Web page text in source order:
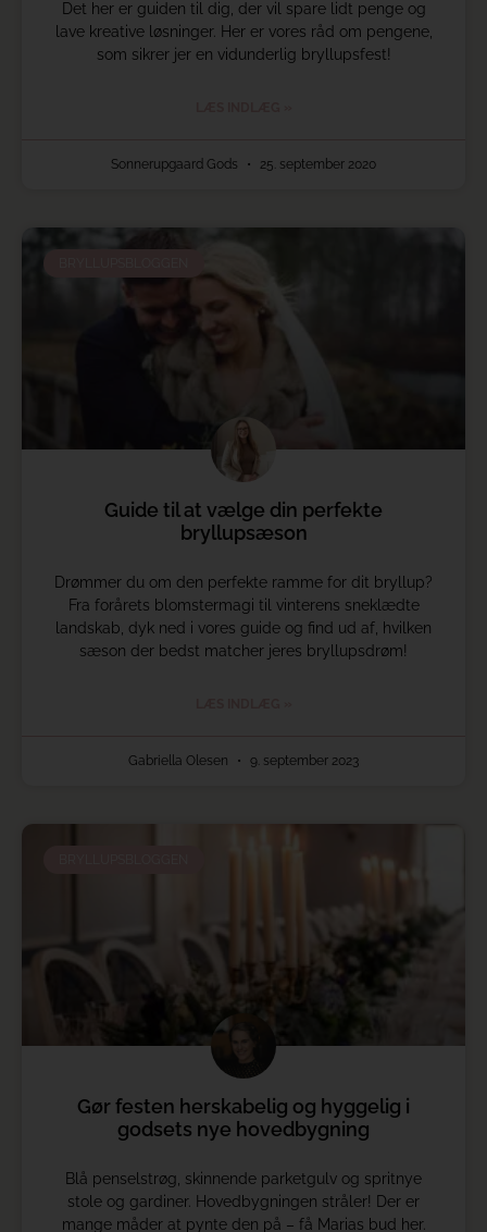
Det her er guiden til dig, der vil spare lidt penge og
lave kreative løsninger. Her er vores råd om pengene,
som sikrer jer en vidunderlig bryllupsfest!
Sonnerupgaard Gods 25. september 2020
Guide til at vælge din perfekte
bryllupsæson
Drømmer du om den perfekte ramme for dit bryllup?
Fra forårets blomstermagi til vinterens sneklædte
landskab, dyk ned i vores guide og find ud af, hvilken
sæson der bedst matcher jeres bryllupsdrøm!
Gabriella Olesen 9. september 2023
Gør festen herskabelig og hyggelig i
godsets nye hovedbygning
Blå penselstrøg, skinnende parketgulv og spritnye
stole og gardiner. Hovedbygningen stråler! Der er
mange måder at pynte den på – få Marias bud her.